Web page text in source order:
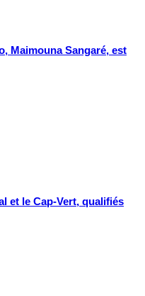
Maimouna Sangaré, est
et le Cap-Vert, qualifiés